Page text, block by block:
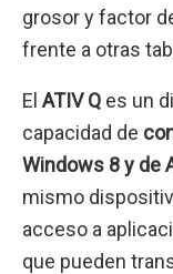
grosor y factor
frente a otras
El ATIV Q es un
capacidad de
Windows 8 y de
mismo
acceso a
que pueden